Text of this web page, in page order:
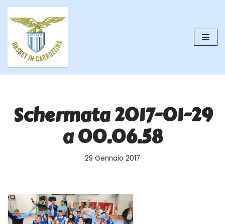
contenuto
Schermata 2017-01-29
a 00.06.58
29 Gennaio 2017